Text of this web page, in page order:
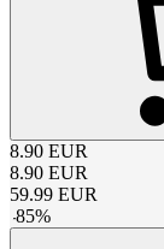
8.90 EUR
8.90 EUR
59.99 EUR
-85%